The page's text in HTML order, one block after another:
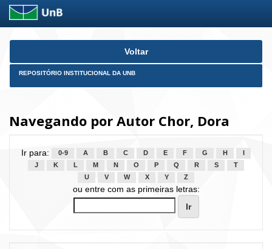
Skip
Voltar
REPOSITÓRIO INSTITUCIONAL DA UNB
Navegando por Autor Chor, Dora
Ir para: 0-9 A B C D E F G H
J
K L M N O P Q R S
T
U
V W X Y Z
ou entre com as primeiras letras: